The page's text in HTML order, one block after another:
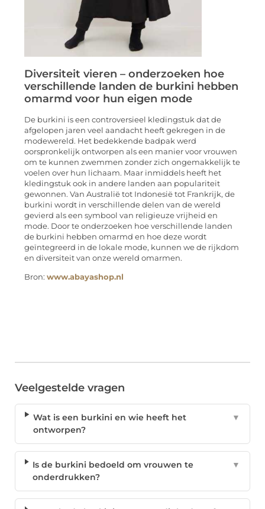
Diversiteit vieren – onderzoeken hoe
verschillende landen de burkini hebben
omarmd voor hun eigen mode
De burkini is een controversieel kledingstuk dat de
afgelopen jaren veel aandacht heeft gekregen in de
modewereld. Het bedekkende badpak werd
oorspronkelijk ontworpen als een manier voor vrouwen
om te kunnen zwemmen zonder zich ongemakkelijk te
voelen over hun lichaam. Maar inmiddels heeft het
kledingstuk ook in andere landen aan populariteit
gewonnen. Van Australië tot Indonesië tot Frankrijk, de
burkini wordt in verschillende delen van de wereld
gevierd als een symbool van religieuze vrijheid en
mode. Door te onderzoeken hoe verschillende landen
de burkini hebben omarmd en hoe deze wordt
geïntegreerd in de lokale mode, kunnen we de rijkdom
en diversiteit van onze wereld omarmen.
Bron: www.abayashop.nl
Veelgestelde vragen
Wat is een burkini en wie heeft het
ontworpen?
▼
Is de burkini bedoeld om vrouwen te
onderdrukken?
▼